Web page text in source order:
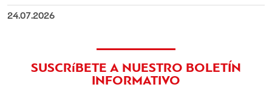
24.07.2026
SUSCRíBETE A NUESTRO BOLETÍN
INFORMATIVO